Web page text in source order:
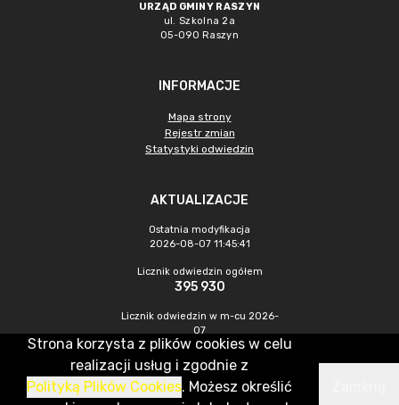
URZĄD GMINY RASZYN
ul. Szkolna 2a
05-090 Raszyn
INFORMACJE
Mapa strony
Rejestr zmian
Statystyki odwiedzin
AKTUALIZACJE
Ostatnia modyfikacja
2026-08-07 11:45:41
Licznik odwiedzin ogółem
395 930
Licznik odwiedzin w m-cu 2026-
07
1 241
CMS & Hosting: Nefeni Sp. z o.o.
Strona korzysta z plików cookies w celu
realizacji usług i zgodnie z
Polityką Plików Cookies. Możesz określić